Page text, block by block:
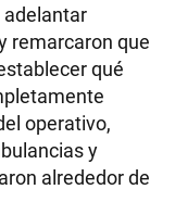
remarcaron que
qué
operativo,
y
alrededor de